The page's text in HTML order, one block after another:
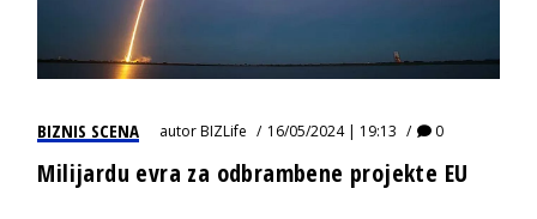
BIZNIS SCENA autorBIZLife 16/05/2024 | 19:13 0
Milijardu evra za odbrambene projekte EU